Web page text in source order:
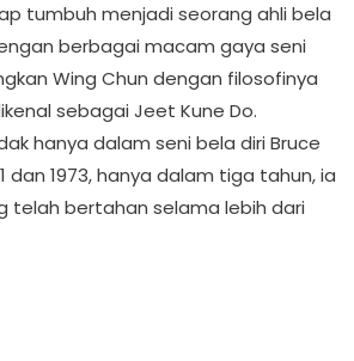
tumbuh menjadi seorang ahli bela
berbagai macam gaya seni
Wing Chun dengan filosofinya
sebagai Jeet Kune Do.
hanya dalam seni bela diri Bruce
1973, hanya dalam tiga tahun, ia
telah bertahan selama lebih dari